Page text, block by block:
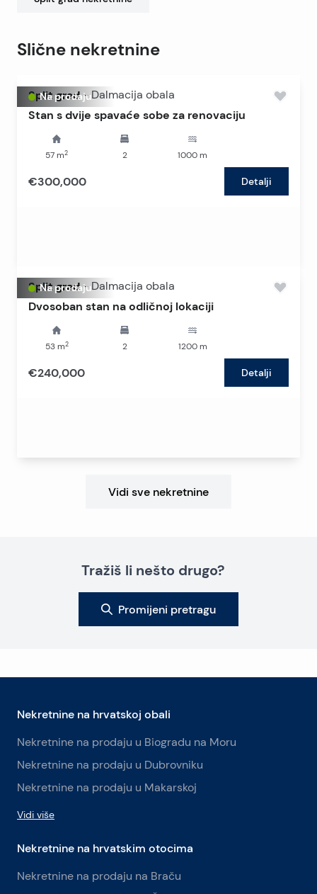
Slične nekretnine
Na prodaju
Split grad - Dalmacija obala
Stan s dvije spavaće sobe za renovaciju
57 m2 2 1000 m
€300,000 Detalji
Na prodaju
Split grad - Dalmacija obala
Dvosoban stan na odličnoj lokaciji
53m2 2 1200m
€240,000 Detalji
Vidi sve nekretnine
Tražiš li nešto drugo?
Promijeni pretragu
Nekretnine na hrvatskoj obali
Nekretnine na prodaju u Biogradu na Moru
Nekretnine na prodaju u Dubrovniku
Nekretnine na prodaju u Makarskoj
Vidi više
Nekretnine na hrvatskim otocima
Nekretnine na prodaju na Braču